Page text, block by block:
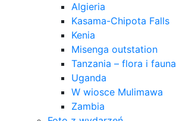
Algieria
Kasama-Chipota Falls
Kenia
Misenga outstation
Tanzania – flora i fauna
Uganda
W wiosce Mulimawa
Zambia